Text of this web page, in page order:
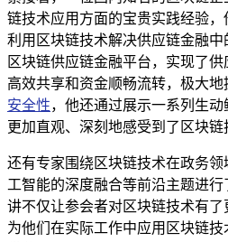
链技术应用方面的宝贵实践经验
利用区块链技术解决供应链金融
区块链供应链金融平台，实现了
高效共享和资金顺畅流转，极大
安全性，他还通过展示一系列生
更加直观、深刻地感受到了区块链
还有专家围绕区块链技术在政务
工智能的深度融合等前沿主题进
讲不仅让参会者对区块链技术有
为他们在实际工作中应用区块链